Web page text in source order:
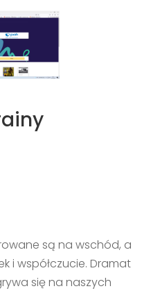
są na wschód, a
i współczucie. Dramat
się na naszych